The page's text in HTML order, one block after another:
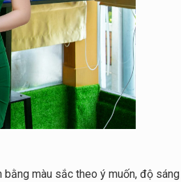
màu sắc theo ý muốn, độ sáng